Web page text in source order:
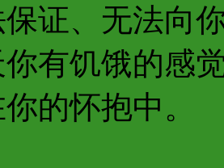
证、无法向
有饥饿的感
的怀抱中。